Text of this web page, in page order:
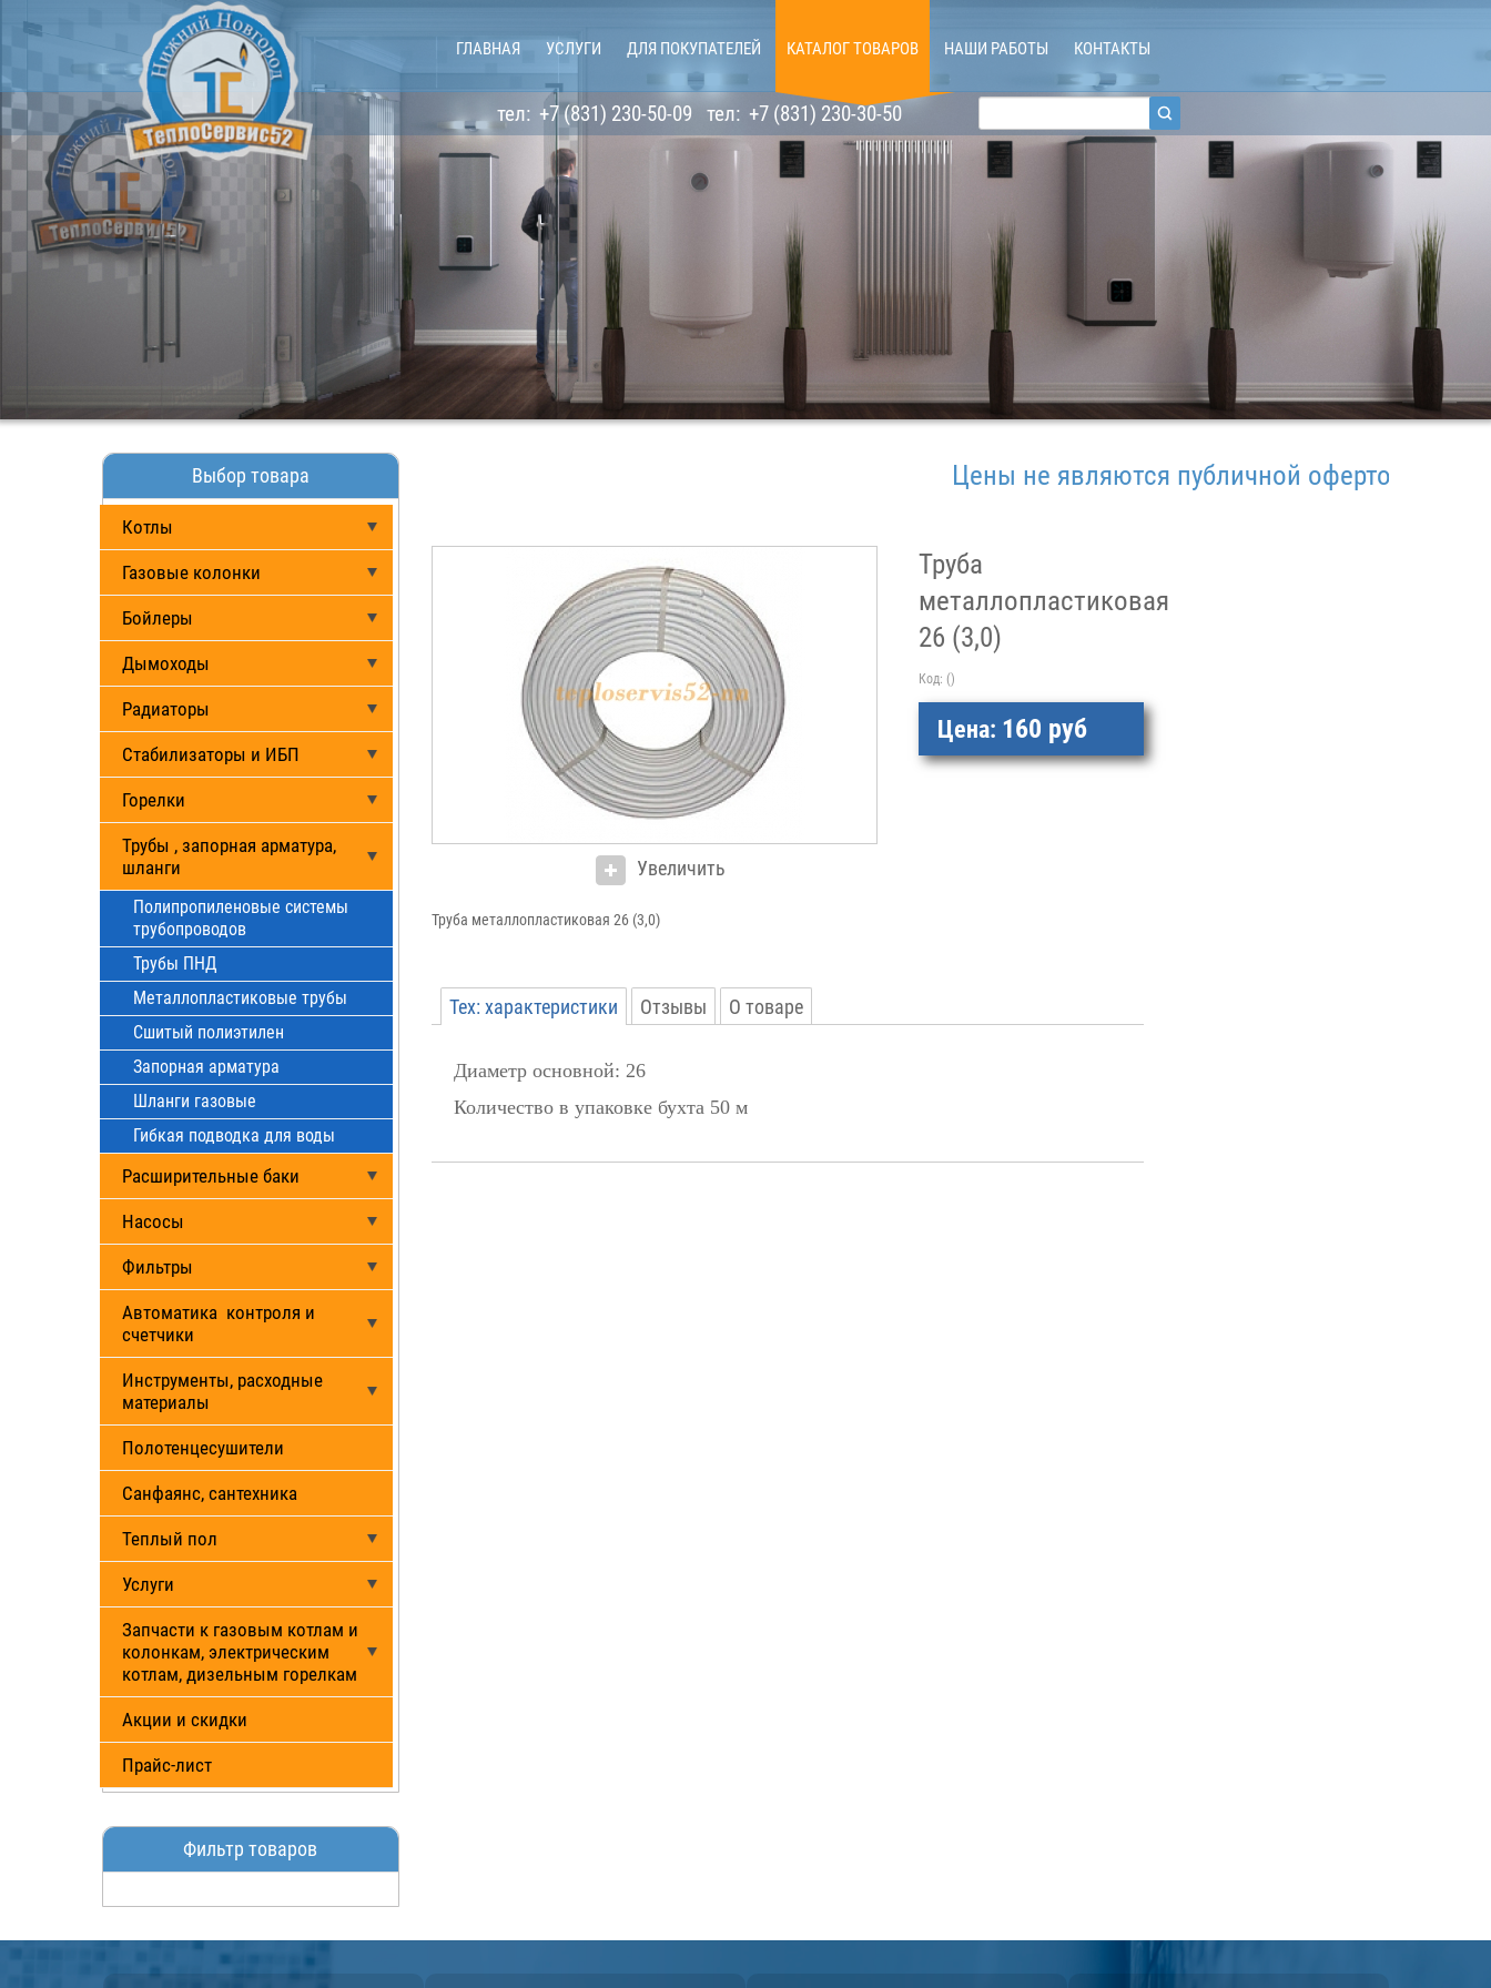
ГЛАВНАЯ УСЛУГИ ДЛЯ ПОКУПАТЕЛЕЙ КАТАЛОГ ТОВАРОВ НАШИ РАБОТЫ КОНТАКТЫ
тел: +7 (831) 230-50-09 тел: +7 (831) 230-30-50
Выбор товара
Котлы
Газовые колонки
Бойлеры
Дымоходы
Радиаторы
Стабилизаторы и ИБП
Горелки
Трубы , запорная арматура,
шланги
Полипропиленовые системы
трубопроводов
Трубы ПНД
Металлопластиковые трубы
Сшитый полиэтилен
Запорная арматура
Шланги газовые
Гибкая подводка для воды
Расширительные баки
Насосы
Фильтры
Автоматика контроля и
счетчики
Инструменты, расходные
материалы
Полотенцесушители
Санфаянс, сантехника
Теплый пол
Услуги
Запчасти к газовым котлам и
колонкам, электрическим
котлам, дизельным горелкам
Акции и скидки
Прайс-лист
Фильтр товаров
Цены не являются публичной офертой.
Увеличить
Труба
металлопластиковая
26 (3,0)
Код: ()
Цена: 160 руб
Труба металлопластиковая 26 (3,0)
Тех: характеристики Отзывы О товаре
Диаметр основной: 26
Количество в упаковке бухта 50 м
Производитель:VALTEC